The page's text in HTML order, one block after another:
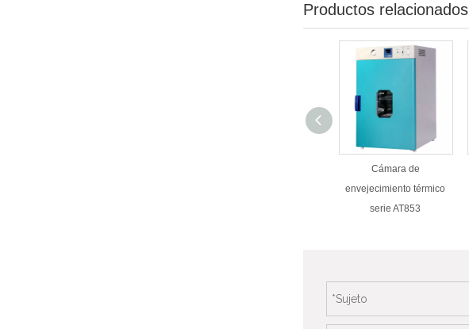
Productos relacionados
Cámara de
envejecimiento térmico
serie AT853